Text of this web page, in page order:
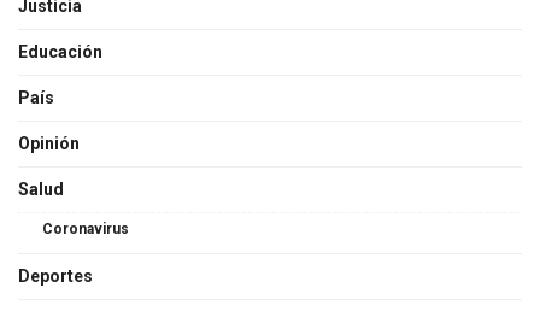
Justicia
Educación
País
Opinión
Salud
Coronavirus
Deportes